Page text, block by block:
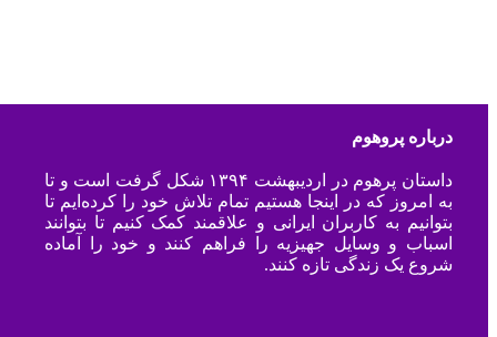
درباره پروهوم
داستان پرهوم در اردیبهشت ۱۳۹۴ شکل گرفت است و تا
به امروز که در اینجا هستیم تمام تلاش خود را کرده‌ایم تا
بتوانیم به کاربران ایرانی و علاقمند کمک کنیم تا بتوانند
اسباب و وسایل جهیزیه را فراهم کنند و خود را آماده
شروع یک زندگی تازه کنند.